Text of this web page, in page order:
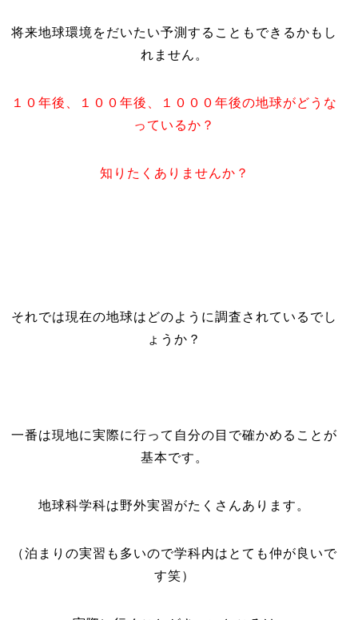
将来地球環境をだいたい予測することもできるかもし
れません。
１０年後、１００年後、１０００年後の地球がどうな
っているか？
知りたくありませんか？
それでは現在の地球はどのように調査されているでし
ょうか？
一番は現地に実際に行って自分の目で確かめることが
基本です。
地球科学科は野外実習がたくさんあります。
（泊まりの実習も多いので学科内はとても仲が良いで
す笑）